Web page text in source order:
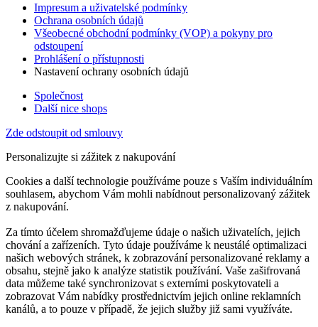
Impresum a uživatelské podmínky
Ochrana osobních údajů
Všeobecné obchodní podmínky (VOP) a pokyny pro
odstoupení
Prohlášení o přístupnosti
Nastavení ochrany osobních údajů
Společnost
Další nice shops
Zde odstoupit od smlouvy
Personalizujte si zážitek z nakupování
Cookies a další technologie používáme pouze s Vaším individuálním
souhlasem, abychom Vám mohli nabídnout personalizovaný zážitek
z nakupování.
Za tímto účelem shromažďujeme údaje o našich uživatelích, jejich
chování a zařízeních. Tyto údaje používáme k neustálé optimalizaci
našich webových stránek, k zobrazování personalizované reklamy a
obsahu, stejně jako k analýze statistik používání. Vaše zašifrovaná
data můžeme také synchronizovat s externími poskytovateli a
zobrazovat Vám nabídky prostřednictvím jejich online reklamních
kanálů, a to pouze v případě, že jejich služby již sami využíváte.